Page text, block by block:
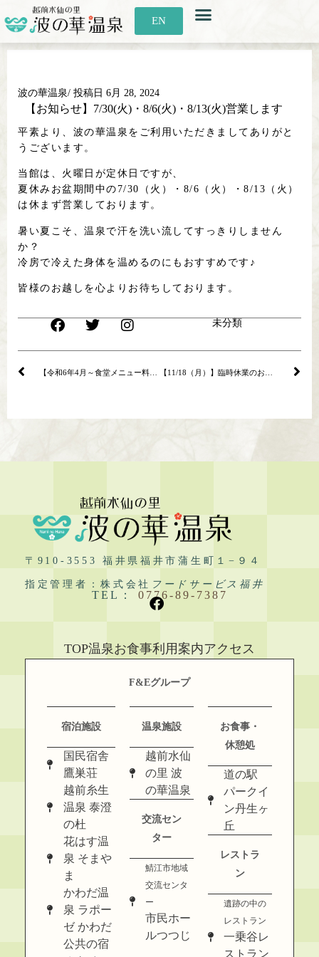
EN
波の華温泉/ 投稿日 6月 28, 2024
【お知らせ】7/30(火)・8/6(火)・8/13(火)営業します
平素より、波の華温泉をご利用いただきましてありがと
うございます。
当館は、火曜日が定休日ですが、
夏休みお盆期間中の7/30（火）・8/6（火）・8/13（火）
は休まず営業しております。
暑い夏こそ、温泉で汗を洗い流してすっきりしません
か？
冷房で冷えた身体を温めるのにもおすすめです♪
皆様のお越しを心よりお待ちしております。
未分類
【11/18（月）】臨時休業のお知らせ
〒910-3553 福井県福井市蒲生町１−９４
指定管理者：株式会社 フードサービス福井
TEL： 0776-89-7387
TOP温泉お食事利用案内アクセス
F&Eグループ
宿泊施設
国民宿舎
鷹巣荘
越前糸生
温泉 泰澄
の杜
花はす温
泉 そまや
ま
かわだ温
泉 ラポー
ゼ かわだ
公共の宿
温泉施設
越前水仙
の里 波
の華温泉
交流セン
ター
鯖江市地域
交流センタ
ー
市民ホー
ルつつじ
お食事・
休憩処
道の駅
パークイ
ン丹生ヶ
丘
レストラ
ン
遺跡の中の
レストラン
一乗谷レ
ストラン